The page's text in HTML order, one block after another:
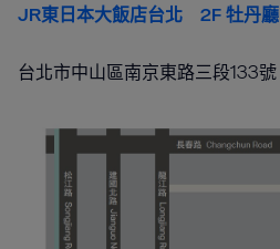
JR東日本大飯店台北 2F 牡丹廳
台北市中山區南京東路三段133號